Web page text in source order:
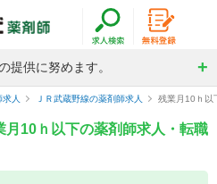
提供に努めます。
人 ＪＲ武蔵野線の薬剤師求人 残業月10ｈ以
月10ｈ以下の薬剤師求人・転職